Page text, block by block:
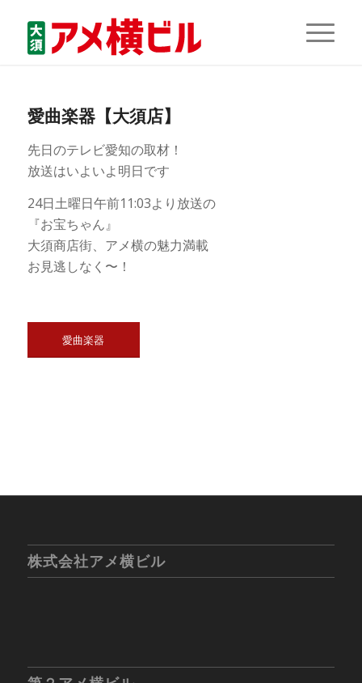
愛曲楽器【大須店】
先日のテレビ愛知の取材！
放送はいよいよ明日です
24日土曜日午前11:03より放送の
『お宝ちゃん』
大須商店街、アメ横の魅力満載
お見逃しなく〜！
愛曲楽器
株式会社アメ横ビル